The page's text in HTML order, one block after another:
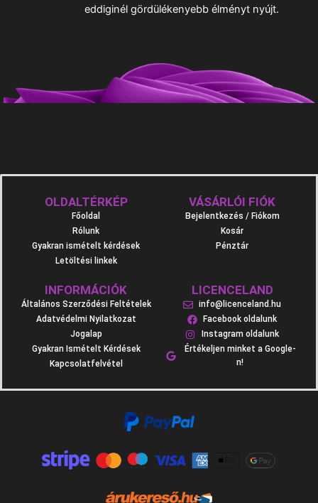
eddiginél gördülékenyebb élményt nyújt.
OLDALTÉRKÉP
Főoldal
Rólunk
Gyakran ismételt kérdések
Letöltési linkek
VÁSÁRLÓI FIÓK
Bejelentkezés / Fiókom
Kosár
Pénztár
INFORMÁCIÓK
Általános Szerződési Feltételek
Adatvédelmi Nyilatkozat
Jogalap
Gyakran Ismételt Kérdések
Kapcsolatfelvétel
LICENCELAND
info@licenceland.hu
Facebook oldalunk
Instagram oldalunk
Értékeljen minket a Google-
n!